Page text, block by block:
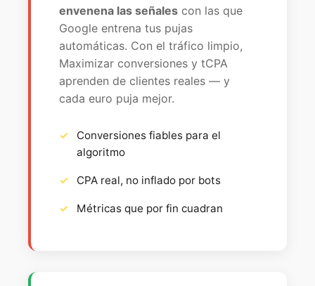
envenena las señales con las que
Google entrena tus pujas
automáticas. Con el tráfico limpio,
Maximizar conversiones y tCPA
aprenden de clientes reales — y
cada euro puja mejor.
Conversiones fiables para el
algoritmo
CPA real, no inflado por bots
Métricas que por fin cuadran